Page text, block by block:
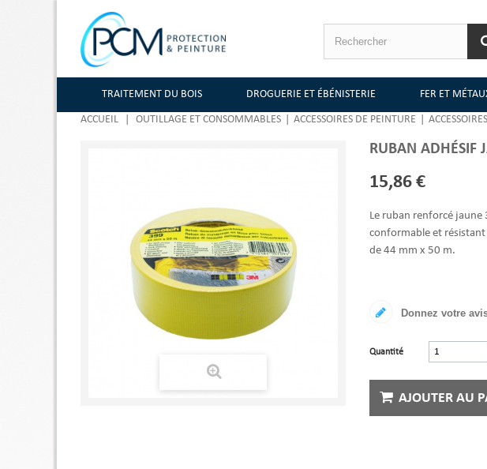
TRAITEMENT DU BOIS DROGUERIE ET ÉBÉNISTERIE FER ET
ACCUEIL OUTILLAGE ET CONSOMMABLES ACCESSOIRES DE PEINTURE ACCESSOIRES
RUBAN
15,86 €
Le ruban renforcé
conformable et
de 44 mm x 50 m.
Donnez votre
Quantité
AJOUTER AU